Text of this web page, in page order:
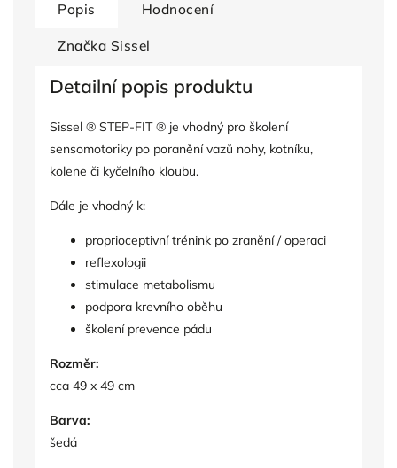
Popis Hodnocení
Značka Sissel
Detailní popis produktu
Sissel ® STEP-FIT ® je vhodný pro školení
sensomotoriky po poranění vazů nohy, kotníku,
kolene či kyčelního kloubu.
Dále je vhodný k:
proprioceptivní trénink po zranění / operaci
reflexologii
stimulace metabolismu
podpora krevního oběhu
školení prevence pádu
Rozměr:
cca 49 x 49 cm
Barva:
šedá